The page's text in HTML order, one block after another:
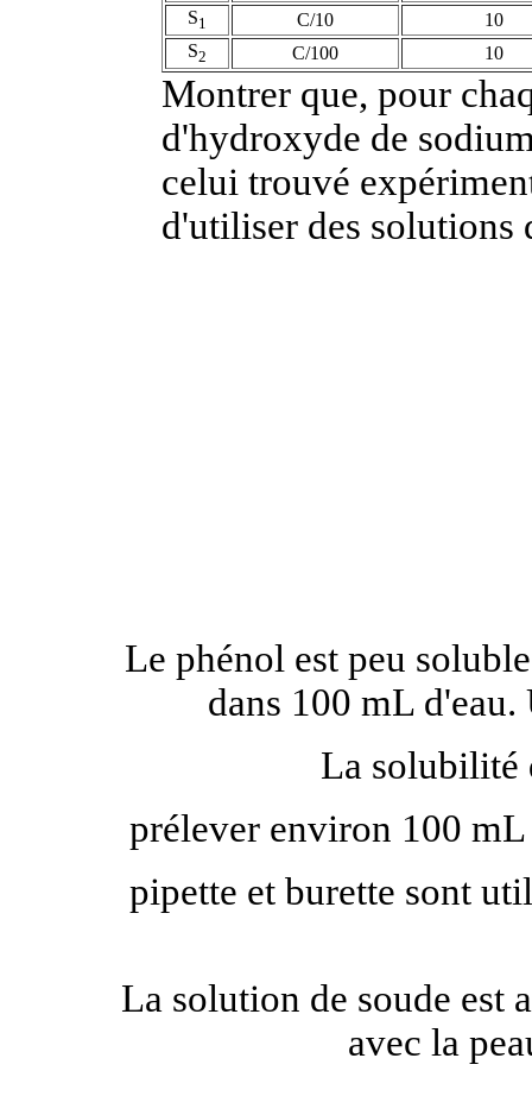
S1 C/10
10
S2 C/100 10
Montrer que, pour
d'hydroxyde de
celui trouvé
d'utiliser des solutions
Le phénol est peu
dans 100 mL
La solubilité
prélever environ 100 mL
pipette et burette sont
La solution de soude est
avec la